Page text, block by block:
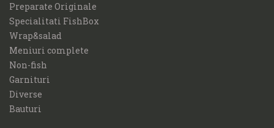
Preparate Originale
Specialitati FishBox
Wrap&salad
Meniuri complete
Non-fish
Garnituri
Diverse
Bauturi